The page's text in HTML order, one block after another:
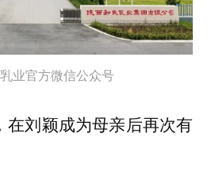
业官方微信公众号
在刘颖成为母亲后再次有